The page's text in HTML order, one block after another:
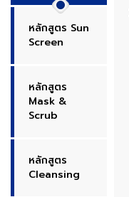
หลักสูตร Sun
Screen
หลักสูตร
Mask &
Scrub
หลักสูตร
Cleansing